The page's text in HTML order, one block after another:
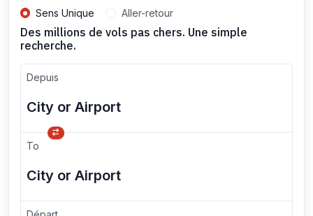
Sens Unique Aller-retour
Des millions de vols pas chers. Une simple
recherche.
Depuis
To